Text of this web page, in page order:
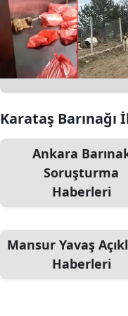
Karataş
Ankara
Soruşturma
Haberleri
Mansur Yavaş
Haberleri